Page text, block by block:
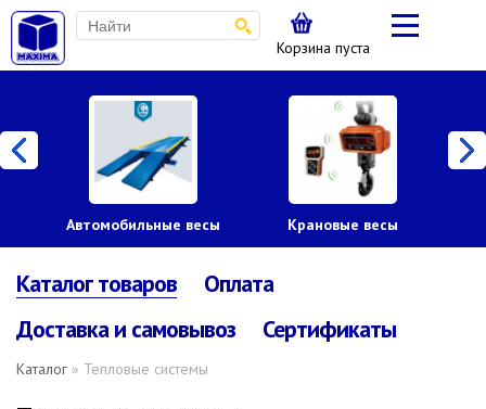
Корзина пуста
Автомобильные весы Крановые весы
Каталог товаров
Оплата
Доставка и самовывоз
Сертификаты
Каталог » Тепловые системы